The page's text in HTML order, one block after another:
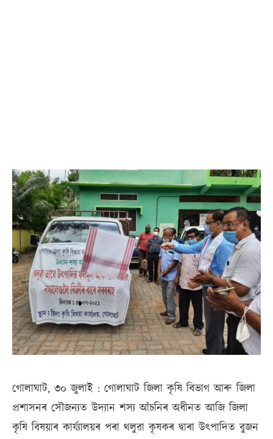
গোলাঘাট, ৩০ জুলাই : গোলাঘাট জিলা কৃষি বিভাগ আৰু জিলা
প্ৰশাসনৰ সৌজন্যত উদ্যান শস্য আঁচনিৰ অধীনত আজি জিলা
কৃষি বিষয়াৰ কাৰ্য্যালয়ৰ পৰা থলুৱা কৃষকৰ দ্বাৰা উৎপাদিত বুজন